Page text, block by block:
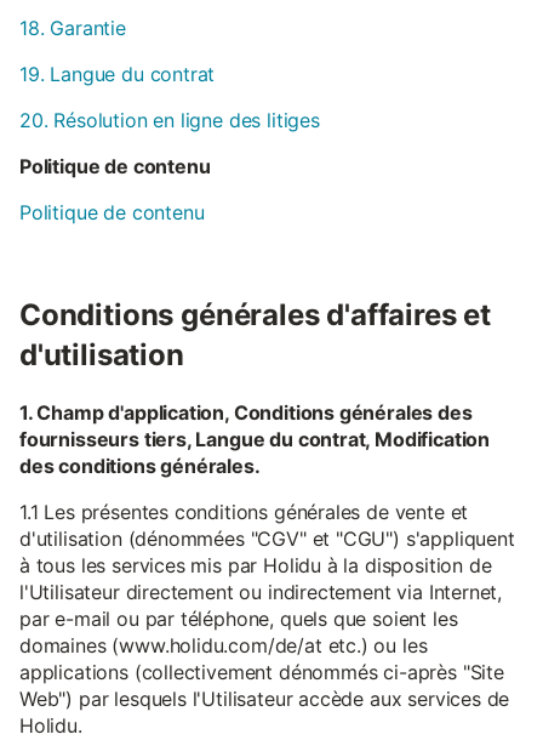
18. Garantie
19. Langue du contrat
20. Résolution en ligne des litiges
Politique de contenu
Politique de contenu
Conditions générales d'affaires et
d'utilisation
1. Champ d'application, Conditions générales des
fournisseurs tiers, Langue du contrat, Modification
des conditions générales.
1.1 Les présentes conditions générales de vente et
d'utilisation (dénommées "CGV" et "CGU") s'appliquent
à tous les services mis par Holidu à la disposition de
l'Utilisateur directement ou indirectement via Internet,
par e-mail ou par téléphone, quels que soient les
domaines (www.holidu.com/de/at etc.) ou les
applications (collectivement dénommés ci-après "Site
Web") par lesquels l'Utilisateur accède aux services de
Holidu.